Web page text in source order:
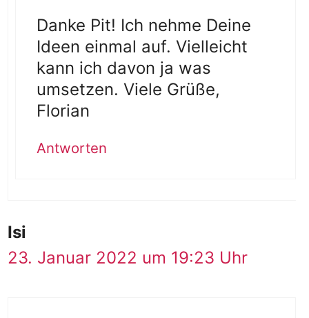
Danke Pit! Ich nehme Deine
Ideen einmal auf. Vielleicht
kann ich davon ja was
umsetzen. Viele Grüße,
Florian
Antworten
Isi
23. Januar 2022 um 19:23 Uhr